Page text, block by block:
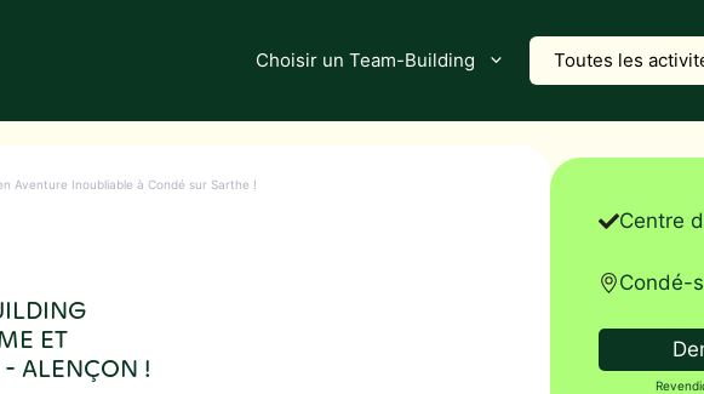
Choisir un Team-Building Toutes les
Aventure Inoubliable à Condé sur Sarthe !
ET
ALENÇON !
Centre
Condé-